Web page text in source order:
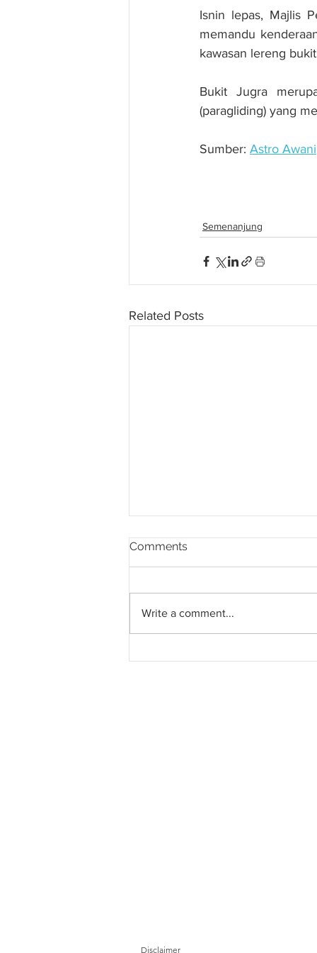
Isnin lepas, Majlis
memandu
kawasan lereng
Bukit Jugra
(paragliding) yang
Sumber: Astro Awani
Semenanjung
Related Posts
Comments
Write a comment...
Disclaimer